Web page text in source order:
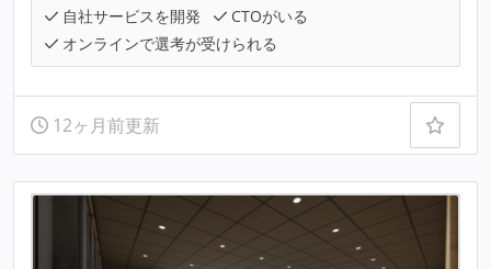
自社サービスを開発
CTOがいる
オンラインで選考が受けられる
12ヶ月前更新